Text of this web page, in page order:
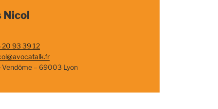
Nicol
93 39 12
Vendôme – 69003 Lyon